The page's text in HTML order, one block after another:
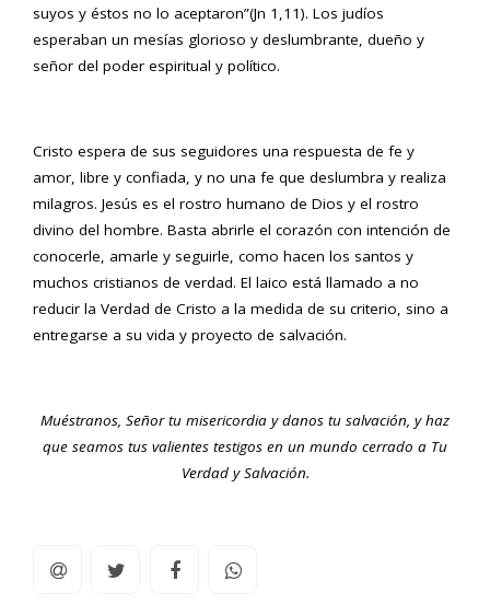
suyos y éstos no lo aceptaron”(Jn 1,11). Los judíos
esperaban un mesías glorioso y deslumbrante, dueño y
señor del poder espiritual y político.
Cristo espera de sus seguidores una respuesta de fe y
amor, libre y confiada, y no una fe que deslumbra y realiza
milagros. Jesús es el rostro humano de Dios y el rostro
divino del hombre. Basta abrirle el corazón con intención de
conocerle, amarle y seguirle, como hacen los santos y
muchos cristianos de verdad. El laico está llamado a no
reducir la Verdad de Cristo a la medida de su criterio, sino a
entregarse a su vida y proyecto de salvación.
Muéstranos, Señor tu misericordia y danos tu salvación, y haz
que seamos tus valientes testigos en un mundo cerrado a Tu
Verdad y Salvación.